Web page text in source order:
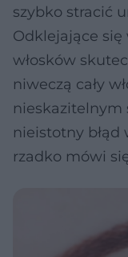
szybko stracić
Odklejające
włosków
niweczą cały
nieskazitelnym
nieistotny
rzadko mówi